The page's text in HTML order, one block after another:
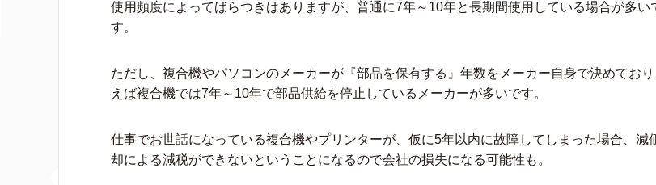
使用頻度によってばらつきはありますが、普通に7年～10年と長期間使用している場合が多い
す。
ただし、複合機やパソコンのメーカーが『部品を保有する』年数をメーカー自身で決めており
えば複合機では7年～10年で部品供給を停止しているメーカーが多いです。
仕事でお世話になっている複合機やプリンターが、仮に5年以内に故障してしまった場合、減
却による減税ができないということになるので会社の損失になる可能性も。